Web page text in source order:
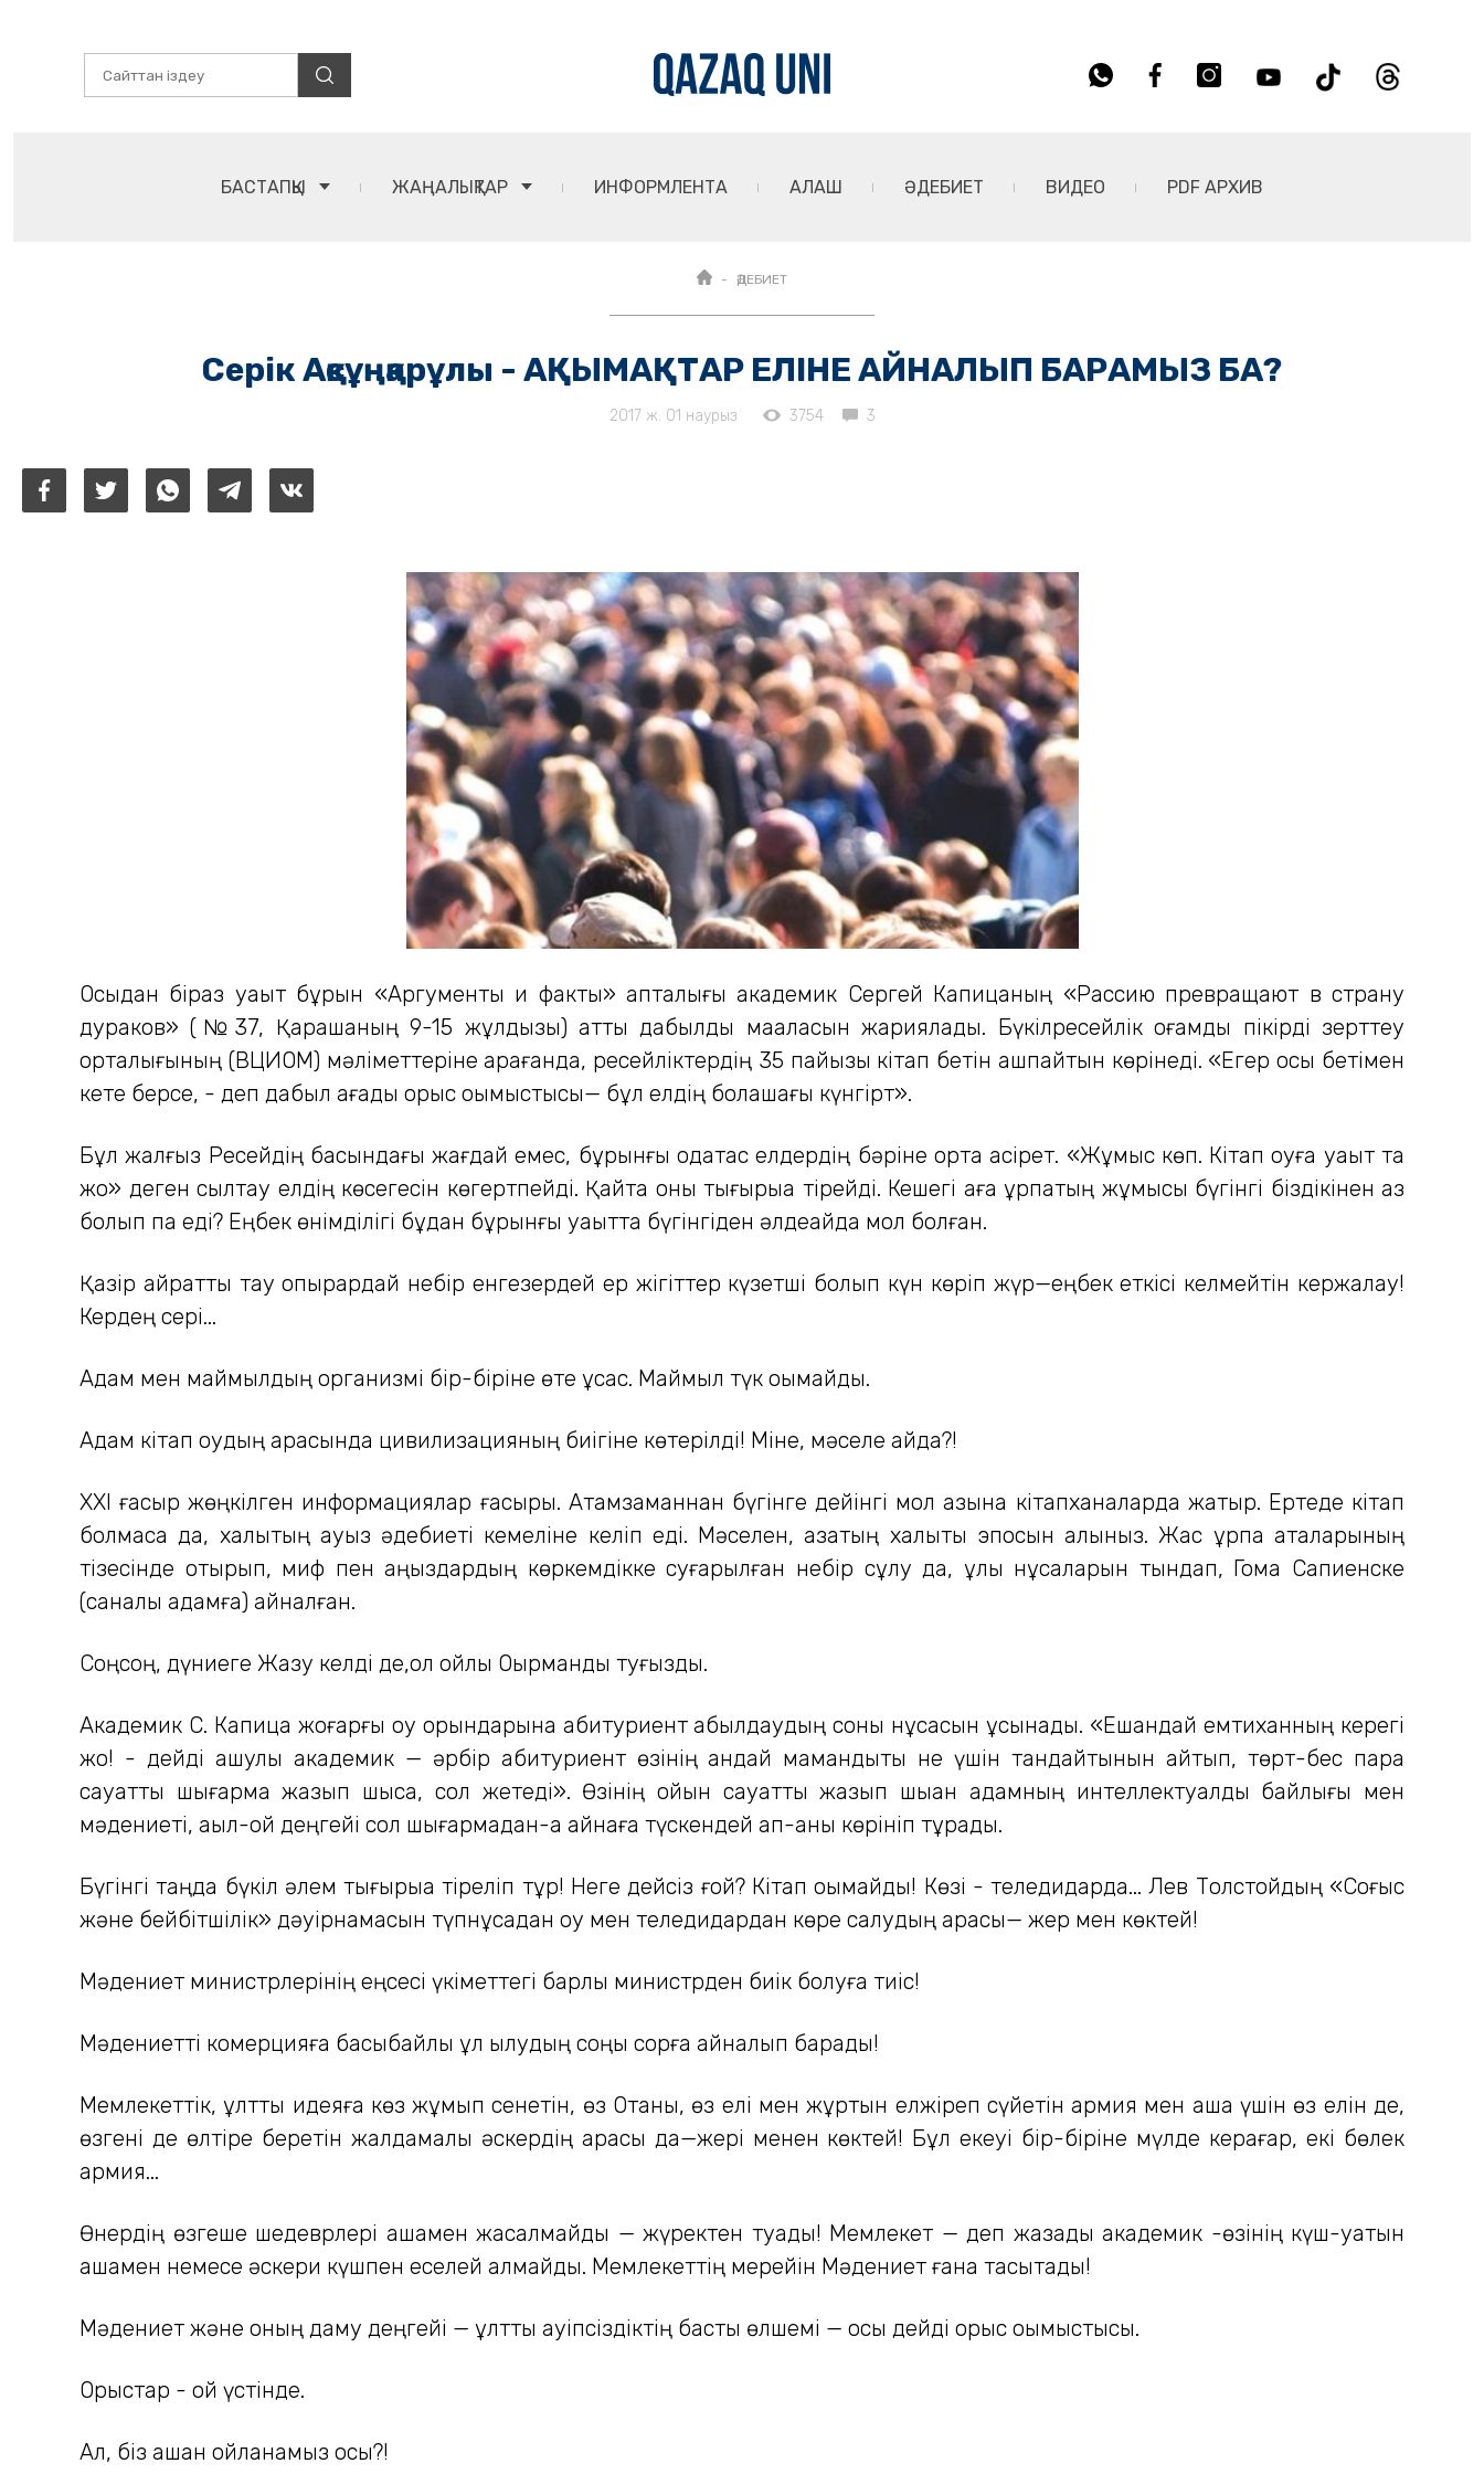
БАСТАПҚЫ ЖАҢАЛЫҚТАР ИНФОРМЛЕНТА АЛАШ ӘДЕБИЕТ ВИДЕО PDF АРХИВ
ӘДЕБИЕТ
Серік Ақсұңқарұлы - АҚЫМАҚТАР ЕЛІНЕ АЙНАЛЫП БАРАМЫЗ БА?
2017 ж. 01 наурыз 3754 3
Осыдан біраз уақыт бұрын «Аргументы и факты» апталығы академик Сергей Капицаның «Рассию превращают в страну
дураков» (№37, Қарашаның 9-15 жұлдызы) атты дабылды мақаласын жариялады. Бүкілресейлік қоғамдық пікірді зерттеу
орталығының (ВЦИОМ) мәліметтеріне қарағанда, ресейліктердің 35 пайызы кітап бетін ашпайтын көрінеді. «Егер осы бетімен
кете берсе, - деп дабыл қағады орыс оқымыстысы— бұл елдің болашағы күнгірт».
Бұл жалғыз Ресейдің басындағы жағдай емес, бұрынғы одақтас елдердің бәріне ортақ қасірет. «Жұмыс көп. Кітап оқуға уақыт та
жоқ» деген сылтау елдің көсегесін көгертпейді. Қайта оны тығырыққа тірейді. Кешегі аға ұрпақтың жұмысы бүгінгі біздікінен аз
болып па еді? Еңбек өнімділігі бұдан бұрынғы уақытта бүгінгіден әлдеқайда мол болған.
Қазір қайратты тау қопырардай небір енгезердей ер жігіттер күзетші болып күн көріп жүр—еңбек еткісі келмейтін кержалқау!
Кердең сері...
Адам мен маймылдың организмі бір-біріне өте ұқсас. Маймыл түк оқымайды.
Адам кітап оқудың арқасында цивилизацияның биігіне көтерілді! Міне, мәселе қайда?!
ХХІ ғасыр жөңкілген информациялар ғасыры. Атамзаманнан бүгінге дейінгі мол қазына кітапханаларда жатыр. Ертеде кітап
болмаса да, халықтың ауыз әдебиеті кемеліне келіп еді. Мәселен, қазақтың халықтық эпосын алыныз. Жас ұрпақ аталарының
тізесінде отырып, миф пен аңыздардың көркемдікке суғарылған небір сұлу да, ұлы нұсқаларын тындап, Гома Сапиенске
(саналы адамға) айналған.
Соңсоң, дүниеге Жазу келді де,ол ойлы Оқырманды туғызды.
Академик С. Капица жоғарғы оқу орындарына абитуриент қабылдаудың соны нұсқасын ұсынады. «Ешқандай емтиханның керегі
жоқ! - дейді ашулы академик — әрбір абитуриент өзінің қандай мамандықты не үшін тандайтынын айтып, төрт-бес парақ
сауатты шығарма жазып шықса, сол жетеді». Өзінің ойын сауатты жазып шыққан адамның интеллектуалдық байлығы мен
мәдениеті, ақыл-ой деңгейі сол шығармадан-ақ айнаға түскендей ап-анық көрініп тұрады.
Бүгінгі таңда бүкіл әлем тығырыққа тіреліп тұр! Неге дейсіз ғой? Кітап оқымайды! Көзі - теледидарда... Лев Толстойдың «Соғыс
және бейбітшілік» дәуірнамасын түпнұсқадан оқу мен теледидардан көре салудың арасы— жер мен көктей!
Мәдениет министрлерінің еңсесі үкіметтегі барлық министрден биік болуға тиіс!
Мәдениетті комерцияға басыбайлы құл қылудың соңы сорға айналып барады!
Мемлекеттік, ұлттық идеяға көз жұмып сенетін, өз Отаны, өз елі мен жұртын елжіреп сүйетін армия мен ақша үшін өз елін де,
өзгені де өлтіре беретін жалдамалы әскердің арасы да—жері менен көктей! Бұл екеуі бір-біріне мүлде керағар, екі бөлек
армия...
Өнердің өзгеше шедеврлері ақшамен жасалмайды — жүректен туады! Мемлекет — деп жазады академик -өзінің күш-қуатын
ақшамен немесе әскери күшпен еселей алмайды. Мемлекеттің мерейін Мәдениет ғана тасытады!
Мәдениет және оның даму деңгейі — ұлттық қауіпсіздіктің басты өлшемі — осы дейді орыс оқымыстысы.
Орыстар - ой үстінде.
Ал, біз қашан ойланамыз осы?!